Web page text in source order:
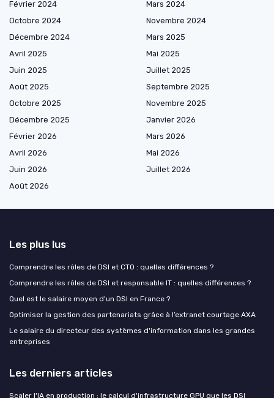
Février 2024
Mars 2024
Octobre 2024
Novembre 2024
Décembre 2024
Mars 2025
Avril 2025
Mai 2025
Juin 2025
Juillet 2025
Août 2025
Septembre 2025
Octobre 2025
Novembre 2025
Décembre 2025
Janvier 2026
Février 2026
Mars 2026
Avril 2026
Mai 2026
Juin 2026
Juillet 2026
Août 2026
Les plus lus
Comprendre les rôles de DSI et CTO : quelles différences ?
Comprendre les rôles de DSI et responsable IT : quelles différences ?
Quel est le salaire moyen d'un DSI en France ?
Optimiser la gestion des partenariats grâce à l’extranet courtage AXA
Le salaire du directeur des systèmes d'information dans les grandes
entreprises
Les derniers articles
Scaler l'IA en production : le calcul d'infrastructure GPU que les DSI